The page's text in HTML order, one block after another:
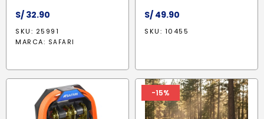
S/ 32.90
SKU: 25991
MARCA: SAFARI
S/ 49.90
SKU: 10455
-15%